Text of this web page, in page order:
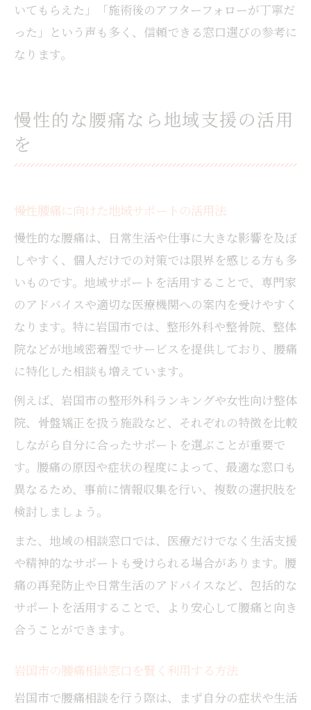
いてもらえた」「施術後のアフターフォローが丁寧だ
った」という声も多く、信頼できる窓口選びの参考に
なります。
慢性的な腰痛なら地域支援の活用
を
慢性腰痛に向けた地域サポートの活用法
慢性的な腰痛は、日常生活や仕事に大きな影響を及ぼ
しやすく、個人だけでの対策では限界を感じる方も多
いものです。地域サポートを活用することで、専門家
のアドバイスや適切な医療機関への案内を受けやすく
なります。特に岩国市では、整形外科や整骨院、整体
院などが地域密着型でサービスを提供しており、腰痛
に特化した相談も増えています。
例えば、岩国市の整形外科ランキングや女性向け整体
院、骨盤矯正を扱う施設など、それぞれの特徴を比較
しながら自分に合ったサポートを選ぶことが重要で
す。腰痛の原因や症状の程度によって、最適な窓口も
異なるため、事前に情報収集を行い、複数の選択肢を
検討しましょう。
また、地域の相談窓口では、医療だけでなく生活支援
や精神的なサポートも受けられる場合があります。腰
痛の再発防止や日常生活のアドバイスなど、包括的な
サポートを活用することで、より安心して腰痛と向き
合うことができます。
岩国市の腰痛相談窓口を賢く利用する方法
岩国市で腰痛相談を行う際は、まず自分の症状や生活